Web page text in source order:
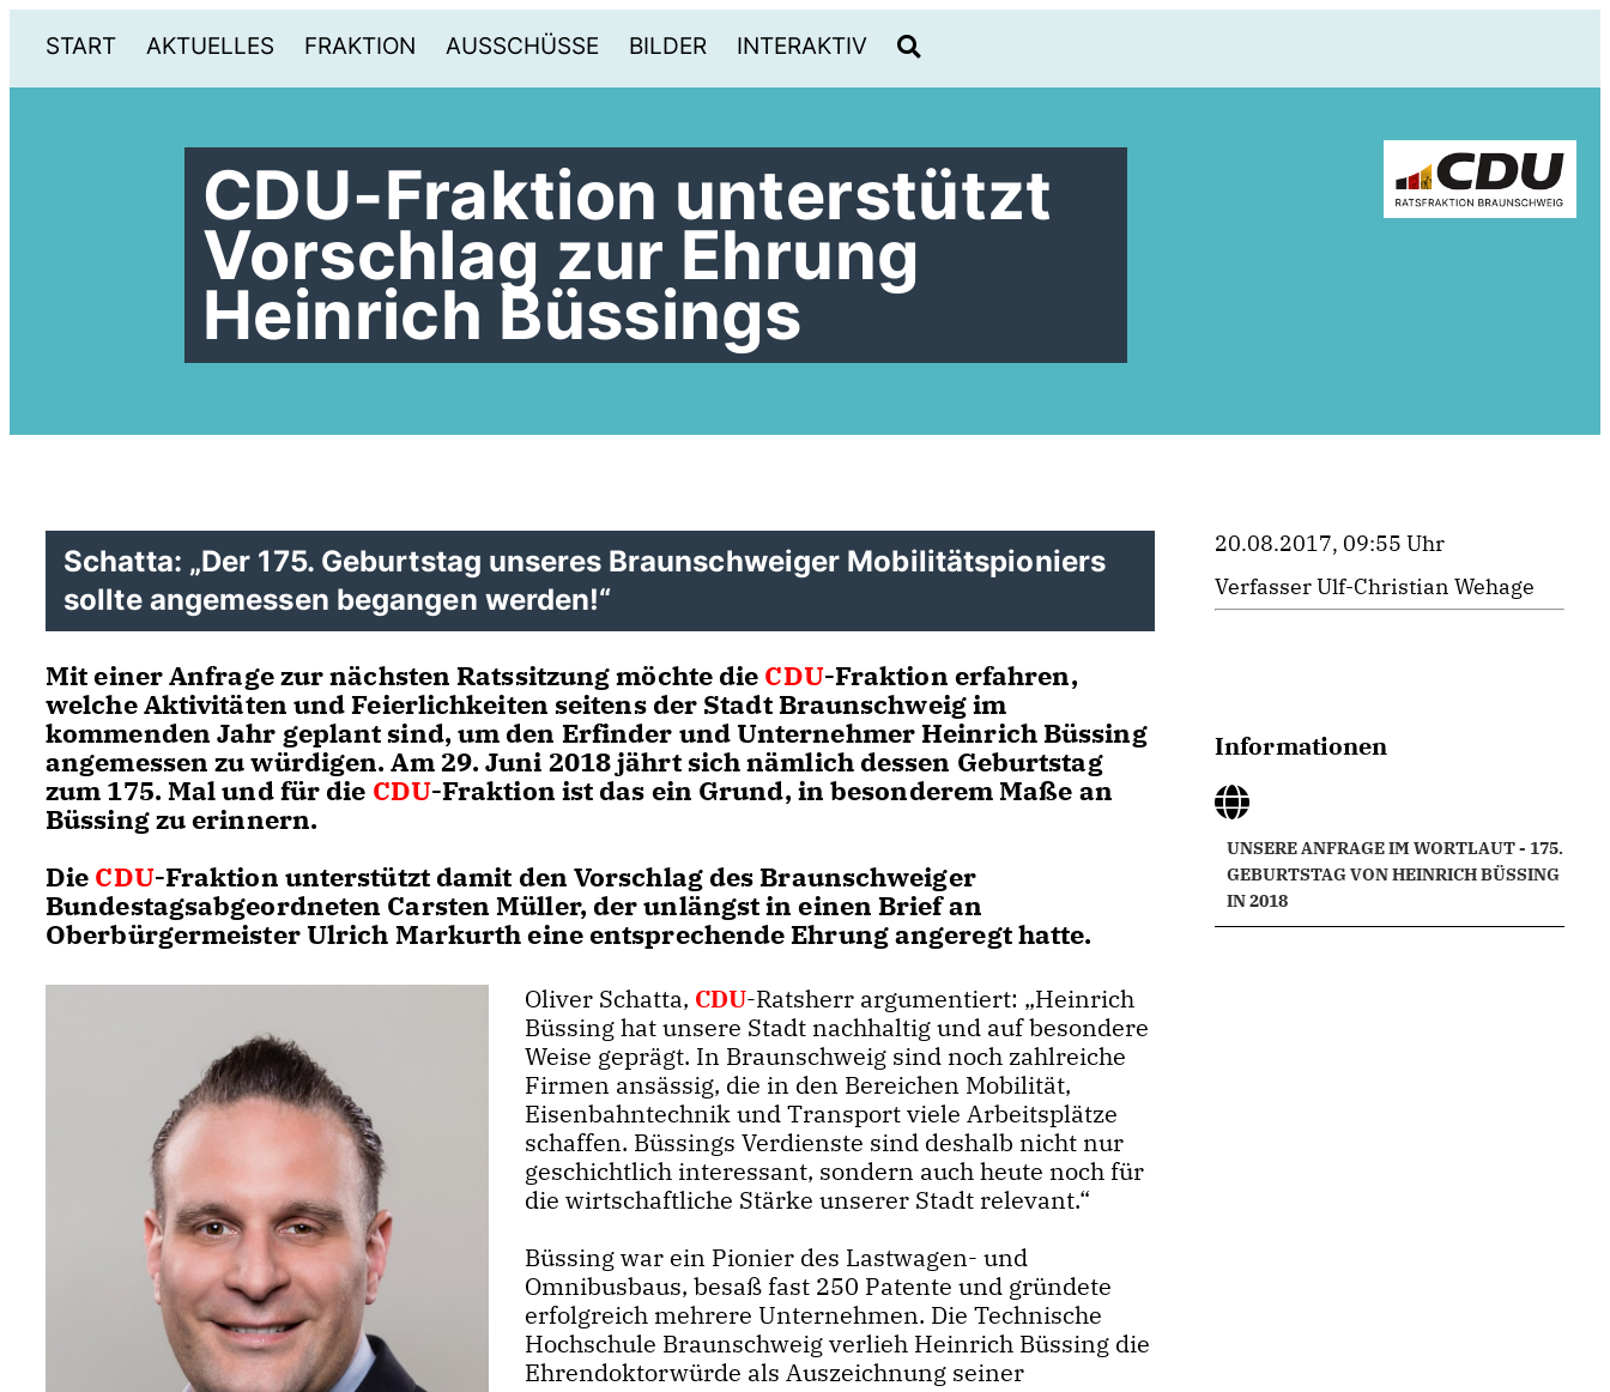
START AKTUELLES FRAKTION AUSSCHÜSSE BILDER INTERAKTIV
CDU-Fraktion unterstützt
Vorschlag zur Ehrung
Heinrich Büssings
Schatta: „Der 175. Geburtstag unseres Braunschweiger Mobilitätspioniers
sollte angemessen begangen werden!“
Mit einer Anfrage zur nächsten Ratssitzung möchte die CDU-Fraktion erfahren,
welche Aktivitäten und Feierlichkeiten seitens der Stadt Braunschweig im
kommenden Jahr geplant sind, um den Erfinder und Unternehmer Heinrich Büssing
angemessen zu würdigen. Am 29. Juni 2018 jährt sich nämlich dessen Geburtstag
zum 175. Mal und für die CDU-Fraktion ist das ein Grund, in besonderem Maße an
Büssing zu erinnern.
Die CDU-Fraktion unterstützt damit den Vorschlag des Braunschweiger
Bundestagsabgeordneten Carsten Müller, der unlängst in einen Brief an
Oberbürgermeister Ulrich Markurth eine entsprechende Ehrung angeregt hatte.
Oliver Schatta, CDU-Ratsherr argumentiert: „Heinrich
Büssing hat unsere Stadt nachhaltig und auf besondere
Weise geprägt. In Braunschweig sind noch zahlreiche
Firmen ansässig, die in den Bereichen Mobilität,
Eisenbahntechnik und Transport viele Arbeitsplätze
schaffen. Büssings Verdienste sind deshalb nicht nur
geschichtlich interessant, sondern auch heute noch für
die wirtschaftliche Stärke unserer Stadt relevant.“
Büssing war ein Pionier des Lastwagen- und
Omnibusbaus, besaß fast 250 Patente und gründete
erfolgreich mehrere Unternehmen. Die Technische
Hochschule Braunschweig verlieh Heinrich Büssing die
Ehrendoktorwürde als Auszeichnung seiner
20.08.2017, 09:55 Uhr
Verfasser Ulf-Christian Wehage
Informationen
UNSERE ANFRAGE IM WORTLAUT - 175.
GEBURTSTAG VON HEINRICH BÜSSING
IN 2018